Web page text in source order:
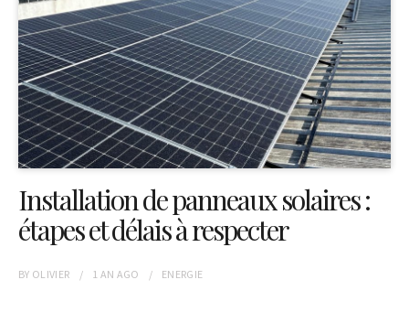
Installation de panneaux solaires :
étapes et délais à respecter
BY OLIVIER 1 AN AGO ENERGIE